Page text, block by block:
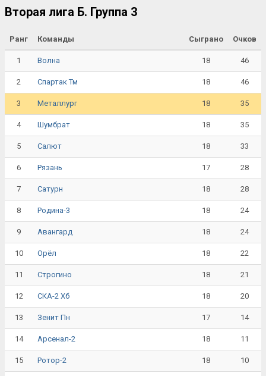
Вторая лига Б. Группа 3
Ранг Команды Сыграно Очков
1 Волна 18 46
2 Спартак Тм 18 46
3 Металлург 18 35
4 Шумбрат 18 35
5 Салют 18 33
6 Рязань 17 28
7 Сатурн 18 28
8 Родина-3 18 24
9 Авангард 18 24
10 Орёл 18 22
11 Строгино 18 21
12 СКА-2 Хб 18 20
13 Зенит Пн 17 14
14 Арсенал-2 18 11
15 Ротор-2 18 10